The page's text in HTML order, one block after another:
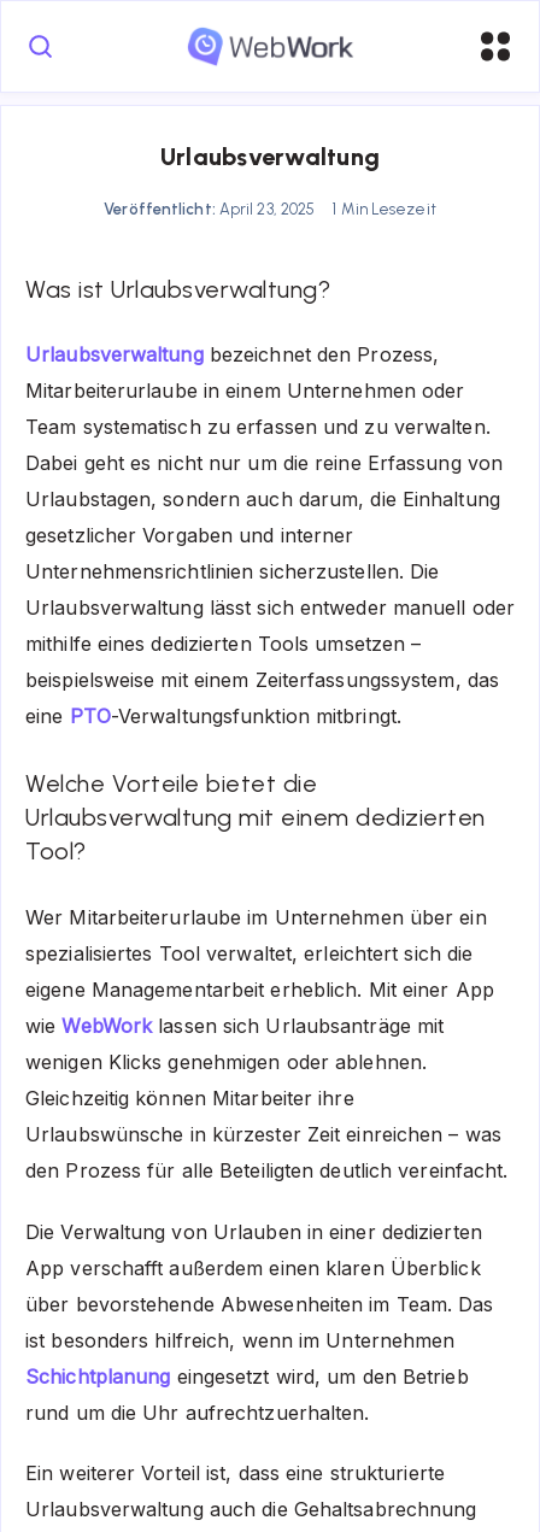
Urlaubsverwaltung
Veröffentlicht: April 23, 2025 1 Min Lesezeit
Was ist Urlaubsverwaltung?
Urlaubsverwaltungbezeichnet den Prozess,
Mitarbeiterurlaube in einem Unternehmen oder
Team systematisch zu erfassen und zu verwalten.
Dabei geht es nicht nur um die reine Erfassung von
Urlaubstagen, sondern auch darum, die Einhaltung
gesetzlicher Vorgaben und interner
Unternehmensrichtlinien sicherzustellen. Die
Urlaubsverwaltung lässt sich entweder manuell oder
mithilfe eines dedizierten Tools umsetzen –
beispielsweise mit einem Zeiterfassungssystem, das
eine PTO-Verwaltungsfunktion mitbringt.
Welche Vorteile bietet die
Urlaubsverwaltung mit einem dedizierten
Tool?
Wer Mitarbeiterurlaube im Unternehmen über ein
spezialisiertes Tool verwaltet, erleichtert sich die
eigene Managementarbeit erheblich. Mit einer App
wieWebWorklassen sich Urlaubsanträge mit
wenigen Klicks genehmigen oder ablehnen.
Gleichzeitig können Mitarbeiter ihre
Urlaubswünsche in kürzester Zeit einreichen – was
den Prozess für alle Beteiligten deutlich vereinfacht.
Die Verwaltung von Urlauben in einer dedizierten
App verschafft außerdem einen klaren Überblick
über bevorstehende Abwesenheiten im Team. Das
ist besonders hilfreich, wenn im Unternehmen
Schichtplanung eingesetzt wird, um den Betrieb
rund um die Uhr aufrechtzuerhalten.
Ein weiterer Vorteil ist, dass eine strukturierte
Urlaubsverwaltung auch die Gehaltsabrechnung